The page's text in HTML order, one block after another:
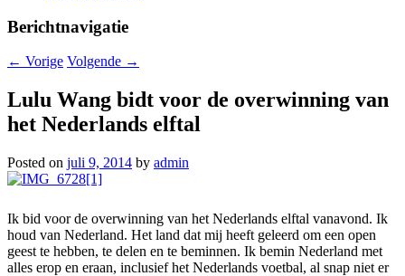
Berichtnavigatie
← Vorige Volgende →
Lulu Wang bidt voor de overwinning van
het Nederlands elftal
Posted on juli 9, 2014 by admin
Ik bid voor de overwinning van het Nederlands elftal vanavond. Ik
houd van Nederland. Het land dat mij heeft geleerd om een open
geest te hebben, te delen en te beminnen. Ik bemin Nederland met
alles erop en eraan, inclusief het Nederlands voetbal, al snap niet er